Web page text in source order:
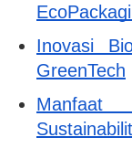
Inovasi
GreenTech
Manfaat